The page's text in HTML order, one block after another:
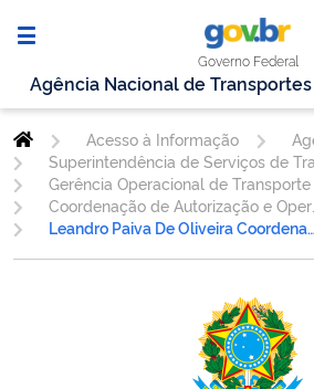
Governo Federal
Agência Nacional de
Acesso à Informação
Coordenação de Autorização e Operações do Transporte de Passageiros - CTRIP
Leandro Paiva De Oliveira Coordenador